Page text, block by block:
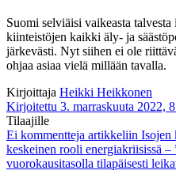
Suomi selviäisi vaikeasta
kiinteistöjen kaikki äly- ja
järkevästi. Nyt siihen ei ole
ohjaa asiaa vielä millään tavalla.
Kirjoittaja Heikki Heikkonen
Kirjoitettu 3. marraskuuta 2022,
Tilaajille
Ei kommentteja artikkeliin Isojen
keskeinen rooli energiakriisissä
vuorokausitasolla tilapäisesti